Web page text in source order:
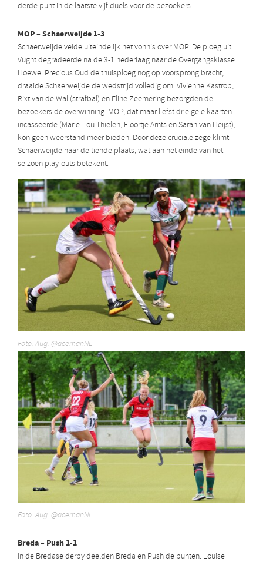
derde punt in de laatste vijf duels voor de bezoekers.
MOP – Schaerweijde 1-3
Schaerweijde velde uiteindelijk het vonnis over MOP. De ploeg uit
Vught degradeerde na de 3-1 nederlaag naar de Overgangsklasse.
Hoewel Precious Oud de thuisploeg nog op voorsprong bracht,
draaide Schaerweijde de wedstrijd volledig om. Vivienne Kastrop,
Rixt van de Wal (strafbal) en Eline Zeemering bezorgden de
bezoekers de overwinning. MOP, dat maar liefst drie gele kaarten
incasseerde (Marie-Lou Thielen, Floortje Arnts en Sarah van Heijst),
kon geen weerstand meer bieden. Door deze cruciale zege klimt
Schaerweijde naar de tiende plaats, wat aan het einde van het
seizoen play-outs betekent.
Foto: Aug. @acemanNL
Foto: Aug. @acemanNL
Breda – Push 1-1
In de Bredase derby deelden Breda en Push de punten. Louise